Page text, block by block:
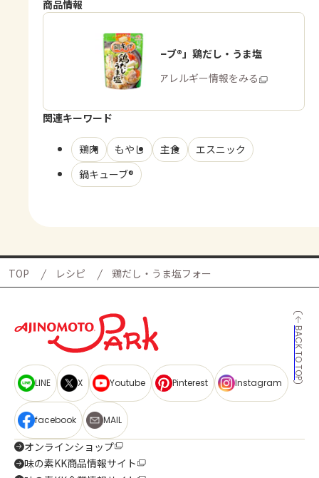
商品情報
「鍋キューブ®」鶏だし・うま塩
商品・アレルギー情報をみる
関連キーワード
鶏肉 もやし 主食
エスニック
鍋キューブ®
TOP レシピ 鶏だし・うま塩フォー
BACK TO TOP
LINE X Youtube Pinterest Instagram
facebook MAIL
オンラインショップ
味の素KK商品情報サイト